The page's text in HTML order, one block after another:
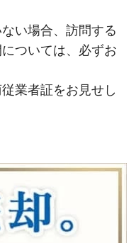
い場合、訪問する
ついては、必ずお
業者証をお見せし